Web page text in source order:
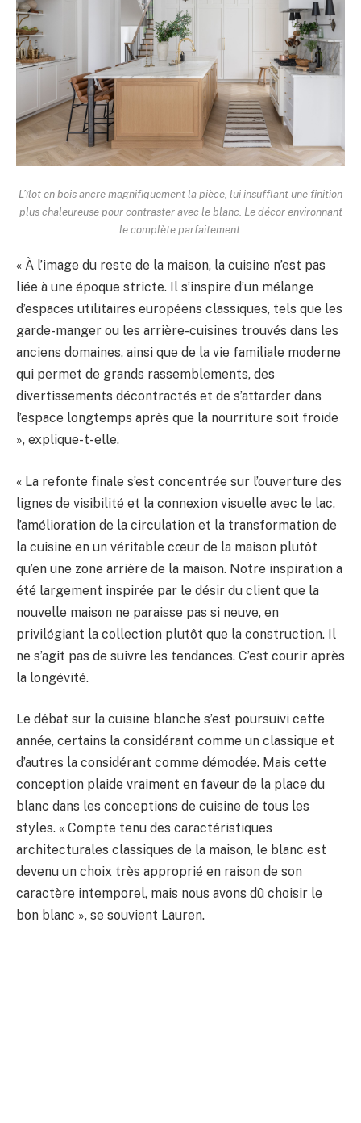
L’îlot en bois ancre magnifiquement la pièce, lui insufflant une finition
plus chaleureuse pour contraster avec le blanc. Le décor environnant
le complète parfaitement.
« À l’image du reste de la maison, la cuisine n’est pas
liée à une époque stricte. Il s’inspire d’un mélange
d’espaces utilitaires européens classiques, tels que les
garde-manger ou les arrière-cuisines trouvés dans les
anciens domaines, ainsi que de la vie familiale moderne
qui permet de grands rassemblements, des
divertissements décontractés et de s’attarder dans
l’espace longtemps après que la nourriture soit froide
», explique-t-elle.
« La refonte finale s’est concentrée sur l’ouverture des
lignes de visibilité et la connexion visuelle avec le lac,
l’amélioration de la circulation et la transformation de
la cuisine en un véritable cœur de la maison plutôt
qu’en une zone arrière de la maison. Notre inspiration a
été largement inspirée par le désir du client que la
nouvelle maison ne paraisse pas si neuve, en
privilégiant la collection plutôt que la construction. Il
ne s’agit pas de suivre les tendances. C’est courir après
la longévité.
Le débat sur la cuisine blanche s’est poursuivi cette
année, certains la considérant comme un classique et
d’autres la considérant comme démodée. Mais cette
conception plaide vraiment en faveur de la place du
blanc dans les conceptions de cuisine de tous les
styles. « Compte tenu des caractéristiques
architecturales classiques de la maison, le blanc est
devenu un choix très approprié en raison de son
caractère intemporel, mais nous avons dû choisir le
bon blanc », se souvient Lauren.